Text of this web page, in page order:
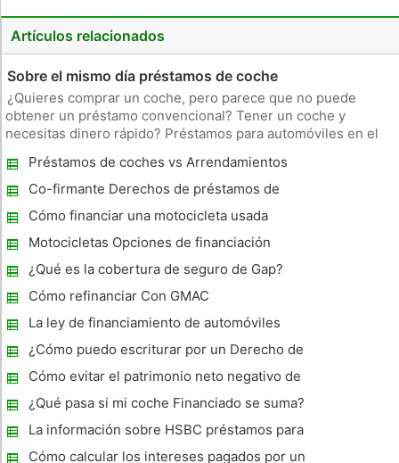
Artículos relacionados
Sobre el mismo día préstamos de coche
¿Quieres comprar un coche, pero parece que no puede
obtener un préstamo convencional? Tener un coche y
necesitas dinero rápido? Préstamos para automóviles en el
automóviles que la mayoría de los bancos y cooperativas de
crédito no quieren
Préstamos de coches vs Arrendamientos
Co-firmante Derechos de préstamos de
coche
Cómo financiar una motocicleta usada
Motocicletas Opciones de financiación
¿Qué es la cobertura de seguro de Gap?
Cómo refinanciar Con GMAC
La ley de financiamiento de automóviles
¿Cómo puedo escriturar por un Derecho de
Retención Temporal Recibir pagos de un
auto en Arizona?
Cómo evitar el patrimonio neto negativo de
Coches
¿Qué pasa si mi coche Financiado se suma?
La información sobre HSBC préstamos para
automóviles
Cómo calcular los intereses pagados por un